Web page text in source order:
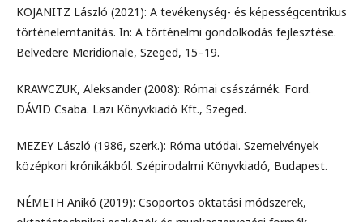
KOJANITZ László (2021): A tevékenység- és képességcentrikus
történelemtanítás. In: A történelmi gondolkodás fejlesztése.
Belvedere Meridionale, Szeged, 15–19.
KRAWCZUK, Aleksander (2008): Római császárnék. Ford.
DÁVID Csaba. Lazi Könyvkiadó Kft., Szeged.
MEZEY László (1986, szerk.): Róma utódai. Szemelvények
középkori krónikákból. Szépirodalmi Könyvkiadó, Budapest.
NÉMETH Anikó (2019): Csoportos oktatási módszerek,